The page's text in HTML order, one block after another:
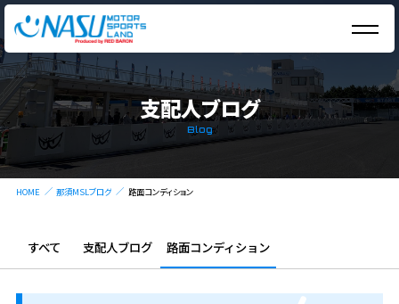
支配人ブログ
Blog
HOME 那須MSLブログ 路面コンディション
すべて 支配人ブログ 路面コンディション